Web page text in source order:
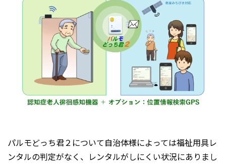
パルモどっち君２について自治体様によっては福祉用具レ
ンタルの判定がなく、レンタルがしにくい状況にありまし